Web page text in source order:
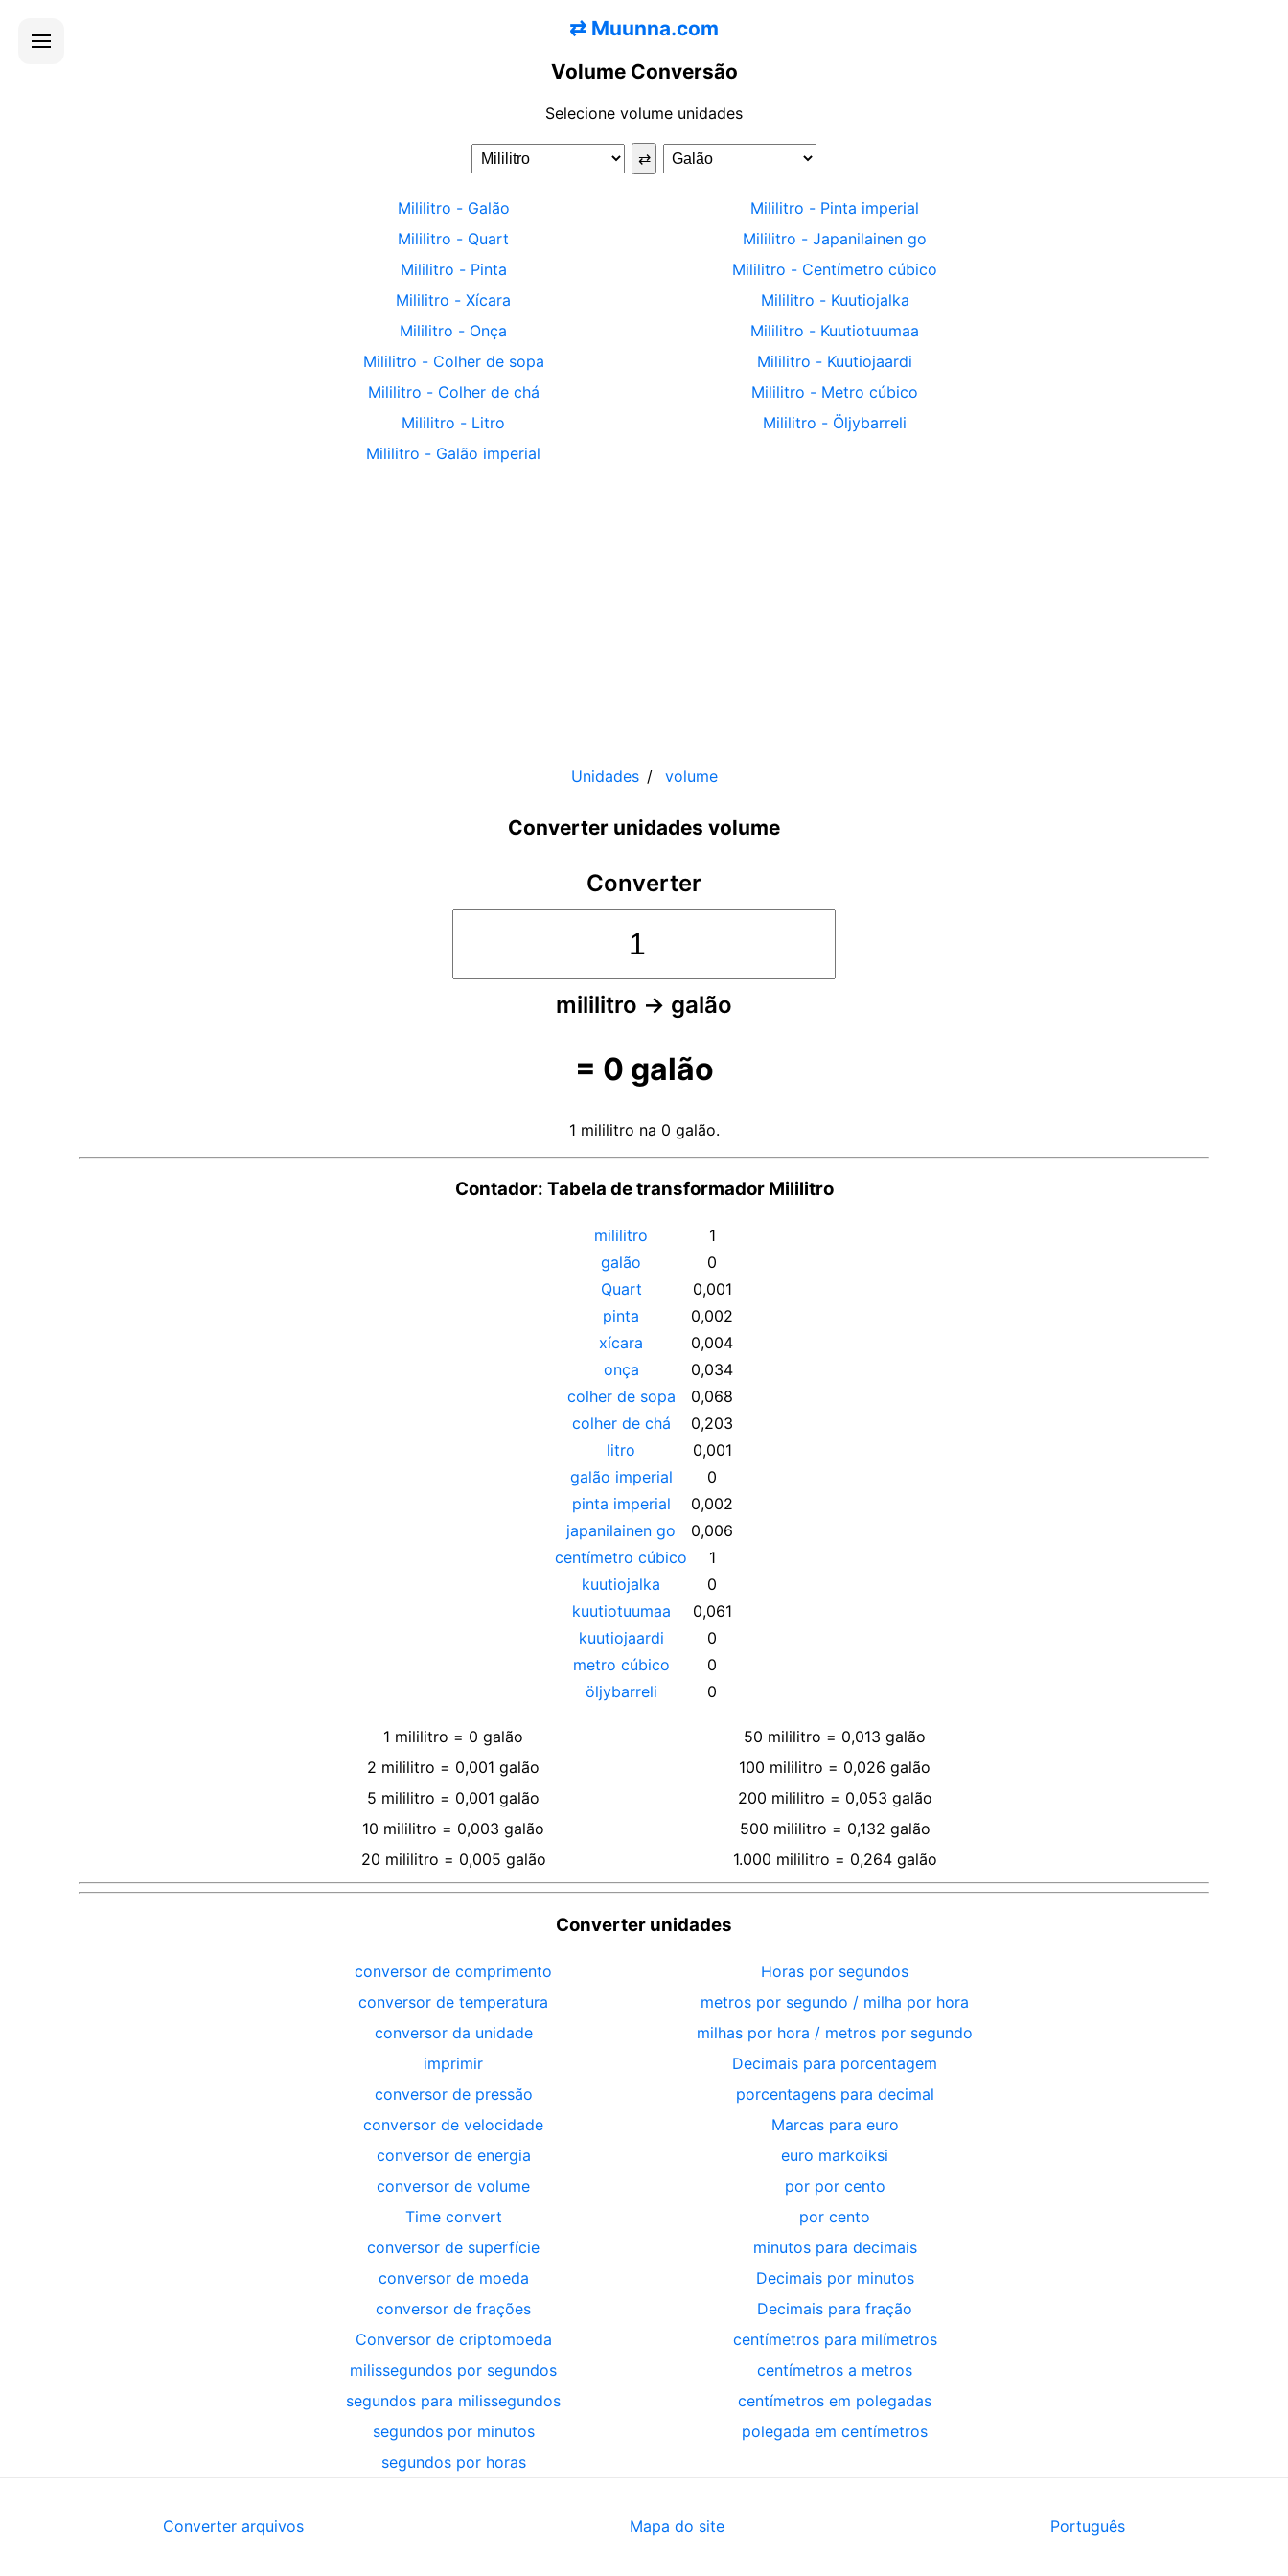
⇄ Muunna.com
Volume Conversão
Selecione volume unidades
⇄
Mililitro - Galão
Mililitro - Quart
Mililitro - Pinta
Mililitro - Xícara
Mililitro - Onça
Mililitro - Colher de sopa
Mililitro - Colher de chá
Mililitro - Litro
Mililitro - Galão imperial
Mililitro - Pinta imperial
Mililitro - Japanilainen go
Mililitro - Centímetro cúbico
Mililitro - Kuutiojalka
Mililitro - Kuutiotuumaa
Mililitro - Kuutiojaardi
Mililitro - Metro cúbico
Mililitro - Öljybarreli
Unidades volume
Converter unidades volume
Converter
mililitro → galão
= 0 galão
1 mililitro na 0 galão.
Contador: Tabela de transformador Mililitro
mililitro
1
galão
0
Quart
0,001
pinta
0,002
xícara
0,004
onça
0,034
colher de sopa
0,068
colher de chá
0,203
litro
0,001
galão imperial
0
pinta imperial
0,002
japanilainen go
0,006
centímetro cúbico
1
kuutiojalka
0
kuutiotuumaa
0,061
kuutiojaardi
0
metro cúbico
0
öljybarreli
0
1 mililitro = 0 galão
2 mililitro = 0,001 galão
5 mililitro = 0,001 galão
10 mililitro = 0,003 galão
20 mililitro = 0,005 galão
50 mililitro = 0,013 galão
100 mililitro = 0,026 galão
200 mililitro = 0,053 galão
500 mililitro = 0,132 galão
1.000 mililitro = 0,264 galão
Converter unidades
conversor de comprimento
conversor de temperatura
conversor da unidade
imprimir
conversor de pressão
conversor de velocidade
conversor de energia
conversor de volume
Time convert
conversor de superfície
conversor de moeda
conversor de frações
Conversor de criptomoeda
milissegundos por segundos
segundos para milissegundos
segundos por minutos
segundos por horas
Horas por segundos
metros por segundo / milha por hora
milhas por hora / metros por segundo
Decimais para porcentagem
porcentagens para decimal
Marcas para euro
euro markoiksi
por por cento
por cento
minutos para decimais
Decimais por minutos
Decimais para fração
centímetros para milímetros
centímetros a metros
centímetros em polegadas
polegada em centímetros
Converter arquivos Mapa do site Português